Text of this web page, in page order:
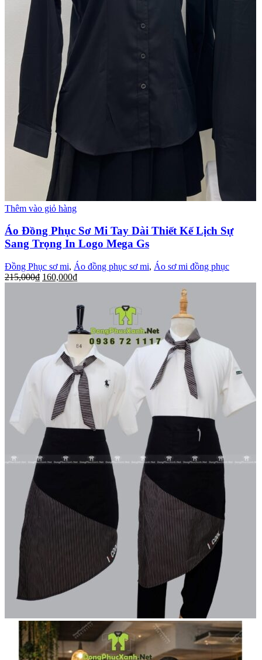
Thêm vào giỏ hàng
Áo Đồng Phục Sơ Mi Tay Dài Thiết Kế Lịch Sự
Sang Trọng In Logo Mega Gs
Đồng Phục sơ mi, Áo đồng phục sơ mi, Áo sơ mi đồng phục
215,000₫ 160,000₫